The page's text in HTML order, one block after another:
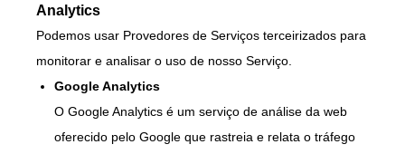
Analytics
Podemos usar Provedores de Serviços terceirizados para
monitorar e analisar o uso de nosso Serviço.
Google Analytics
O Google Analytics é um serviço de análise da web
oferecido pelo Google que rastreia e relata o tráfego